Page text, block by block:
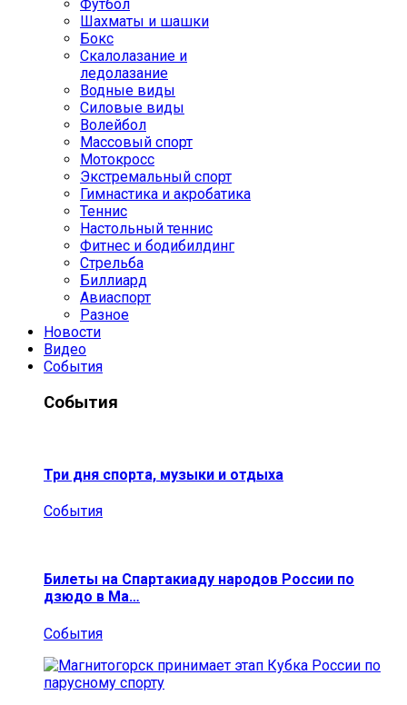
Футбол
Шахматы и шашки
Бокс
Скалолазание и
ледолазание
Водные виды
Силовые виды
Волейбол
Массовый спорт
Мотокросс
Экстремальный спорт
Гимнастика и акробатика
Теннис
Настольный теннис
Фитнес и бодибилдинг
Стрельба
Биллиард
Авиаспорт
Разное
Новости
Видео
События
События
Три дня спорта, музыки и отдыха
События
Билеты на Спартакиаду народов России по
дзюдо в Ма…
События